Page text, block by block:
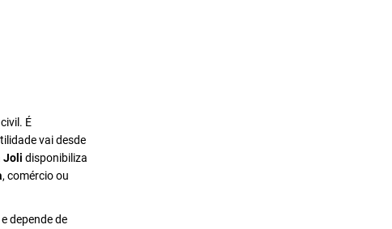
É
vai desde
Joli disponibiliza
, comércio ou
depende de